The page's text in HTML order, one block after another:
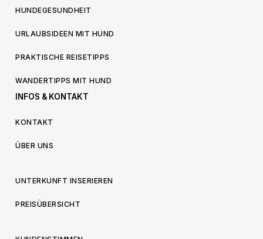
HUNDEGESUNDHEIT
URLAUBSIDEEN MIT HUND
PRAKTISCHE REISETIPPS
WANDERTIPPS MIT HUND
INFOS & KONTAKT
KONTAKT
ÜBER UNS
UNTERKUNFT INSERIEREN
PREISÜBERSICHT